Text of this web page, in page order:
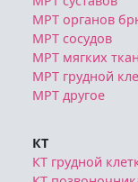
МРТ органов
МРТ сосудов
МРТ мягких
МРТ грудной
МРТ другое
КТ
КТ грудной